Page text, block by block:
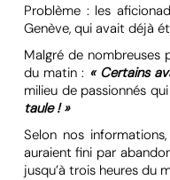
Problème : les
Genève, qui avait déjà
Malgré de nombreuses
du matin : « Certains
milieu de passionnés
taule ! »
Selon nos
auraient fini par
jusqu’à trois heures du